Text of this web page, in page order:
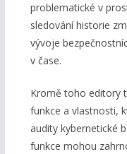
problematické v
sledování historie
vývoje
v čase.
Kromě toho editory
funkce a vlastnosti,
audity kybernetické
funkce mohou